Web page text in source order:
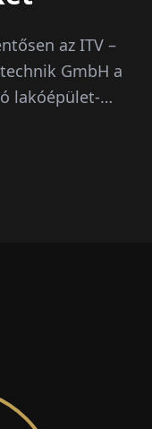
az ITV –
GmbH a
lakóépület-